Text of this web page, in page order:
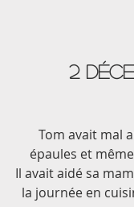
2
Tom avait mal
épaules et
Il avait aidé sa
la journée en